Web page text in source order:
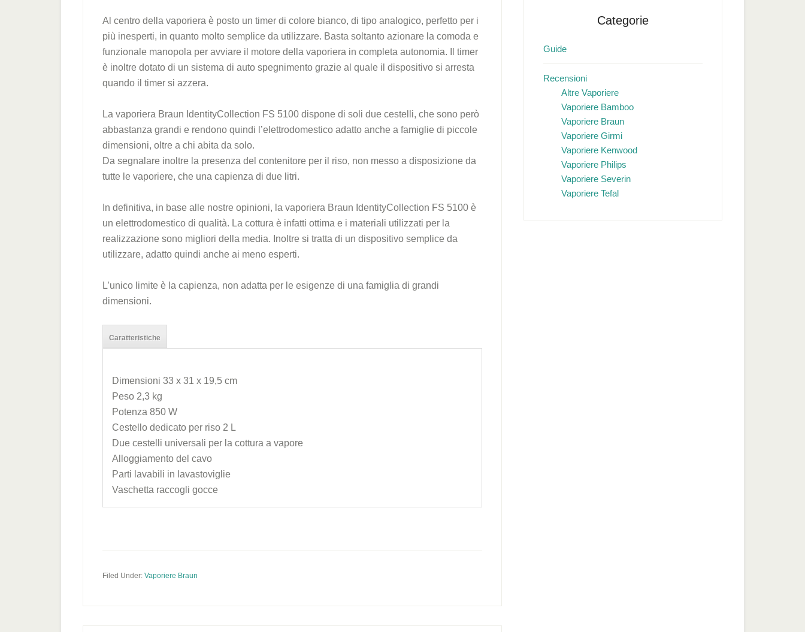
Al centro della vaporiera è posto un timer di colore bianco, di tipo analogico, perfetto per i
più inesperti, in quanto molto semplice da utilizzare. Basta soltanto azionare la comoda e
funzionale manopola per avviare il motore della vaporiera in completa autonomia. Il timer
è inoltre dotato di un sistema di auto spegnimento grazie al quale il dispositivo si arresta
quando il timer si azzera.
La vaporiera Braun IdentityCollection FS 5100 dispone di soli due cestelli, che sono però
abbastanza grandi e rendono quindi l’elettrodomestico adatto anche a famiglie di piccole
dimensioni, oltre a chi abita da solo.
Da segnalare inoltre la presenza del contenitore per il riso, non messo a disposizione da
tutte le vaporiere, che una capienza di due litri.
In definitiva, in base alle nostre opinioni, la vaporiera Braun IdentityCollection FS 5100 è
un elettrodomestico di qualità. La cottura è infatti ottima e i materiali utilizzati per la
realizzazione sono migliori della media. Inoltre si tratta di un dispositivo semplice da
utilizzare, adatto quindi anche ai meno esperti.
L’unico limite è la capienza, non adatta per le esigenze di una famiglia di grandi
dimensioni.
Caratteristiche
Dimensioni 33 x 31 x 19,5 cm
Peso 2,3 kg
Potenza 850 W
Cestello dedicato per riso 2 L
Due cestelli universali per la cottura a vapore
Alloggiamento del cavo
Parti lavabili in lavastoviglie
Vaschetta raccogli gocce
Filed Under: Vaporiere Braun
Categorie
Guide
Recensioni
Altre Vaporiere
Vaporiere Bamboo
Vaporiere Braun
Vaporiere Girmi
Vaporiere Kenwood
Vaporiere Philips
Vaporiere Severin
Vaporiere Tefal